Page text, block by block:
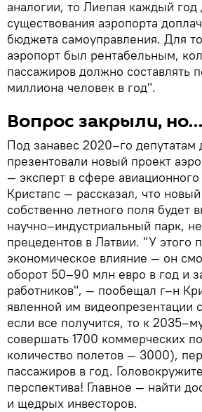
аналогии, то Лиепая каждый год
существования аэропорта
бюджета самоуправления. Для
аэропорт был рентабельным,
пассажиров должно составлять
миллиона человек в год".
Вопрос закрыли, но…
Под занавес 2020–го депутатам
презентовали новый проект
— эксперт в сфере авиационного
Кристапс — рассказал, что
собственно летного поля будет
научно–индустриальный парк,
прецедентов в Латвии. "У этого
экономическое влияние — он
оборот 50–90 млн евро в год и
работников", — пообещал г–н
явленной им видеопрезентации
если все получится, то к
совершать 1700 коммерческих
количество полетов — 3000),
пассажиров в год.
перспектива! Главное — найти
и щедрых инвесторов.